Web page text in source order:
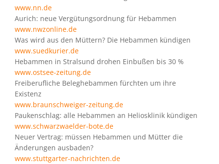
www.nn.de
Aurich: neue Vergütungsordnung für Hebammen
www.nwzonline.de
Was wird aus den Müttern? Die Hebammen kündigen
www.suedkurier.de
Hebammen in Stralsund drohen Einbußen bis 30 %
www.ostsee-zeitung.de
Freiberufliche Beleghebammen fürchten um ihre
Existenz
www.braunschweiger-zeitung.de
Paukenschlag: alle Hebammen an Heliosklinik kündigen
www.schwarzwaelder-bote.de
Neuer Vertrag: müssen Hebammen und Mütter die
Änderungen ausbaden?
www.stuttgarter-nachrichten.de